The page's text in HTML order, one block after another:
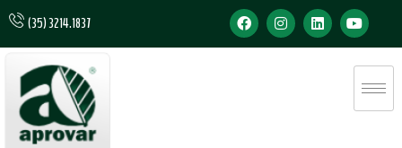
(35) 3214.1837